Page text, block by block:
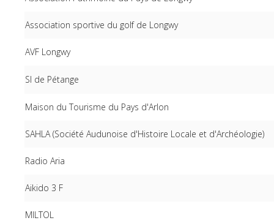
Association sportive du golf de Longwy
AVF Longwy
SI de Pétange
Maison du Tourisme du Pays d'Arlon
SAHLA (Société Audunoise d'Histoire Locale et d'Archéologie)
Radio Aria
Aikido 3 F
MILTOL